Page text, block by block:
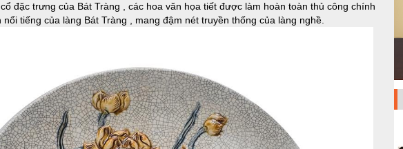
đặc trưng của Bát Tràng , các hoa văn họa tiết được làm hoàn toàn thủ công chính
tiếng của làng Bát Tràng , mang đậm nét truyền thống của làng nghề.